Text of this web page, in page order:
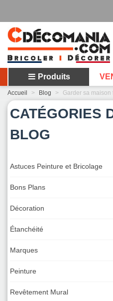
Produits
Accueil > Blog > Garder sa
CATÉGORIES
BLOG
Astuces Peinture et Bricolage
Bons Plans
Décoration
Étanchéité
Marques
Peinture
Revêtement Mural